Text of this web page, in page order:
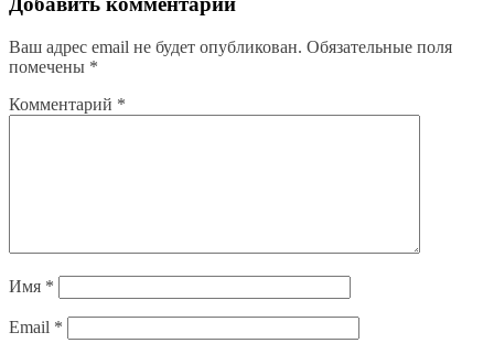
Ваш адрес email не будет опубликован. Обязательные поля
помечены *
Комментарий *
Имя *
Email *